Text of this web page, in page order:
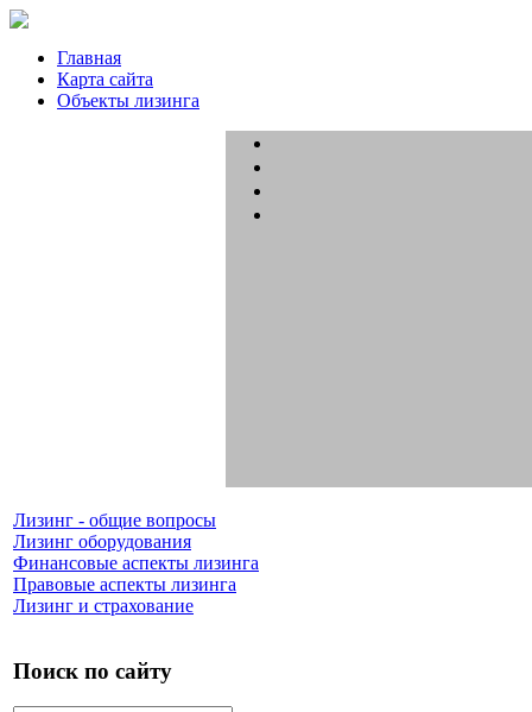
Главная
Карта сайта
Объекты лизинга
Лизинг - общие вопросы
Лизинг оборудования
Финансовые аспекты лизинга
Правовые аспекты лизинга
Лизинг и страхование
Поиск по сайту